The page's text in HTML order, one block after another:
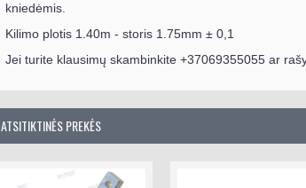
kniedėmis.
Kilimo plotis 1.40m - storis 1.75mm ± 0,1
Jei turite klausimų skambinkite +37069355055 ar
ATSITIKTINĖS PREKĖS